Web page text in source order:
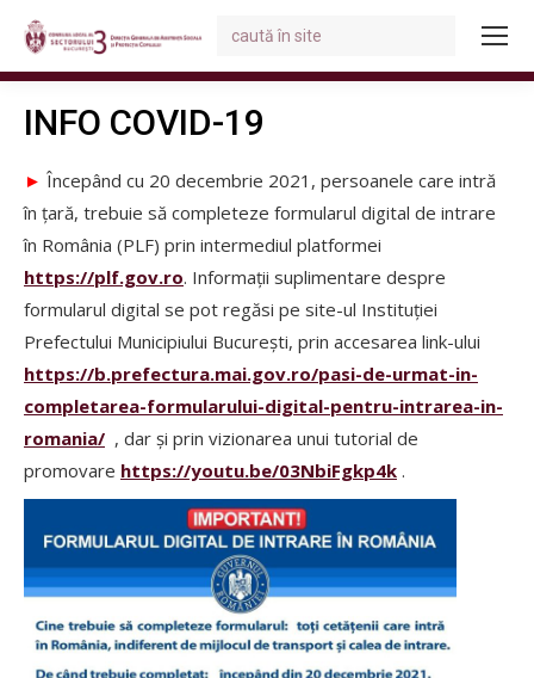
Search:
INFO COVID-19
► Începând cu 20 decembrie 2021, persoanele care intră
în țară, trebuie să completeze formularul digital de intrare
în România (PLF) prin intermediul platformei
https://plf.gov.ro. Informații suplimentare despre
formularul digital se pot regăsi pe site-ul Instituției
Prefectului Municipiului București, prin accesarea link-ului
https://b.prefectura.mai.gov.ro/pasi-de-urmat-in-
completarea-formularului-digital-pentru-intrarea-in-
romania/ , dar și prin vizionarea unui tutorial de
promovare https://youtu.be/03NbiFgkp4k .